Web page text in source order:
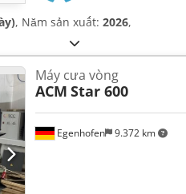
, Năm sản xuất: 2026,
Egenhofen 9.372 km
Máy cưa vòng
ACM Star 600